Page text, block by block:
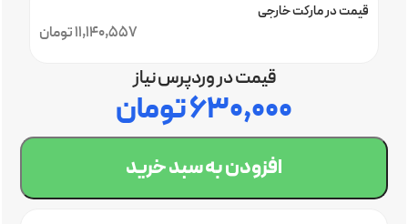
11,140,557 تومان
قیمت در مارکت خارجی
قیمت در وردپرس نیاز
۶۳۰,۰۰۰تومان
افزودن به سبد خرید